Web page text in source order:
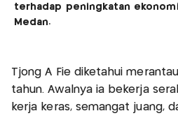
terhadap peningkatan
Medan.
Tjong A Fie diketahui
tahun. Awalnya ia bekerja
kerja keras, semangat juang,